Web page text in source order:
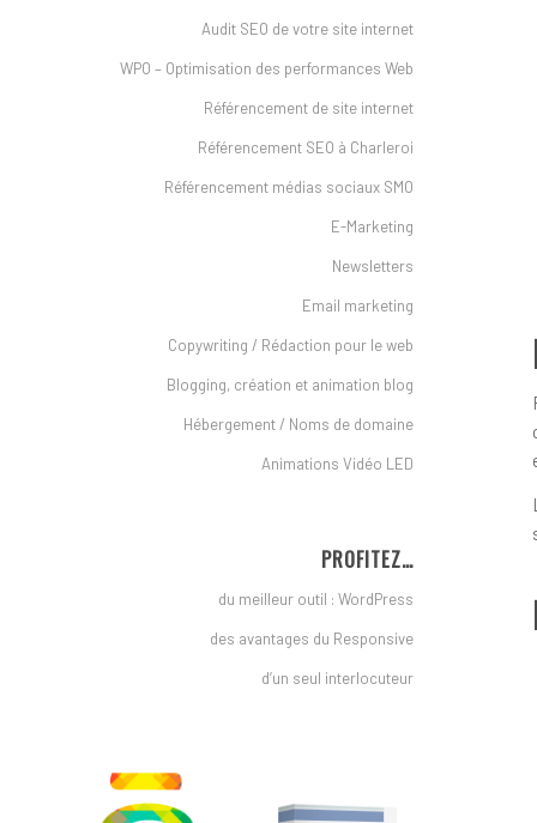
Audit SEO de votre site internet
WPO – Optimisation des performances Web
Référencement de site internet
Référencement SEO à Charleroi
Référencement médias sociaux SMO
E-Marketing
Newsletters
Email marketing
Copywriting / Rédaction pour le web
Blogging, création et animation blog
Hébergement / Noms de domaine
Animations Vidéo LED
PROFITEZ…
du meilleur outil : WordPress
des avantages du Responsive
d’un seul interlocuteur